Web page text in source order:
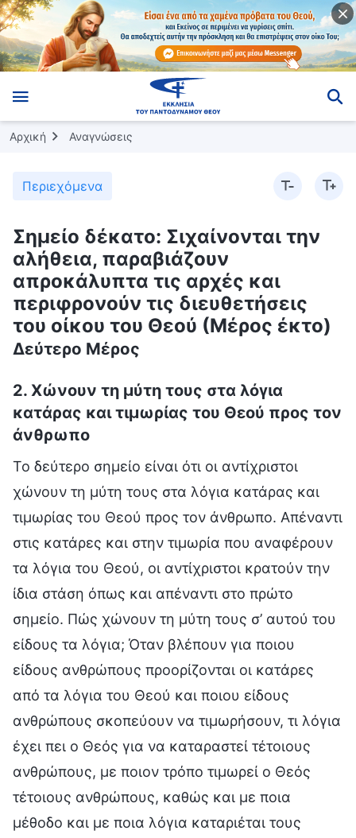
Αρχική Αναγνώσεις
Περιεχόμενα
Σημείο δέκατο: Σιχαίνονται την
αλήθεια, παραβιάζουν
απροκάλυπτα τις αρχές και
περιφρονούν τις διευθετήσεις
του οίκου του Θεού (Μέρος έκτο)
Δεύτερο Μέρος
2. Χώνουν τη μύτη τους στα λόγια
κατάρας και τιμωρίας του Θεού προς τον
άνθρωπο
Το δεύτερο σημείο είναι ότι οι αντίχριστοι
χώνουν τη μύτη τους στα λόγια κατάρας και
τιμωρίας του Θεού προς τον άνθρωπο. Απέναντι
στις κατάρες και στην τιμωρία που αναφέρουν
τα λόγια του Θεού, οι αντίχριστοι κρατούν την
ίδια στάση όπως και απέναντι στο πρώτο
σημείο. Πώς χώνουν τη μύτη τους σ’ αυτού του
είδους τα λόγια; Όταν βλέπουν για ποιου
είδους ανθρώπους προορίζονται οι κατάρες
από τα λόγια του Θεού και ποιου είδους
ανθρώπους σκοπεύουν να τιμωρήσουν, τι λόγια
έχει πει ο Θεός για να καταραστεί τέτοιους
ανθρώπους, με ποιον τρόπο τιμωρεί ο Θεός
τέτοιους ανθρώπους, καθώς και με ποια
μέθοδο και με ποια λόγια καταριέται τους